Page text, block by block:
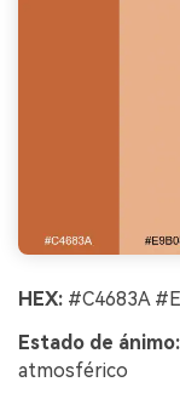
HEX: #C4683A
Estado de ánimo:
atmosférico